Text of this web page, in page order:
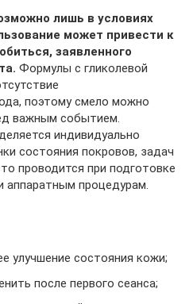
лишь в условиях
может привести к
заявленного
Формулы с гликолевой
поэтому смело можно
важным событием.
индивидуально
состояния покровов, задач
проводится при подготовке
аппаратным процедурам.
улучшение состояния кожи;
после первого сеанса;